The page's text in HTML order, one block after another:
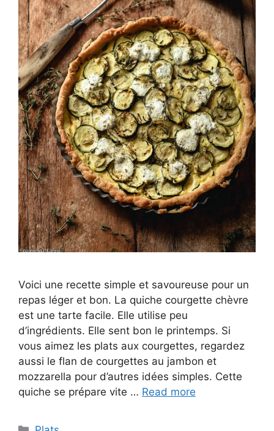
Voici une recette simple et savoureuse pour un
repas léger et bon. La quiche courgette chèvre
est une tarte facile. Elle utilise peu
d’ingrédients. Elle sent bon le printemps. Si
vous aimez les plats aux courgettes, regardez
aussi le flan de courgettes au jambon et
mozzarella pour d’autres idées simples. Cette
quiche se prépare vite … Read more
Categories